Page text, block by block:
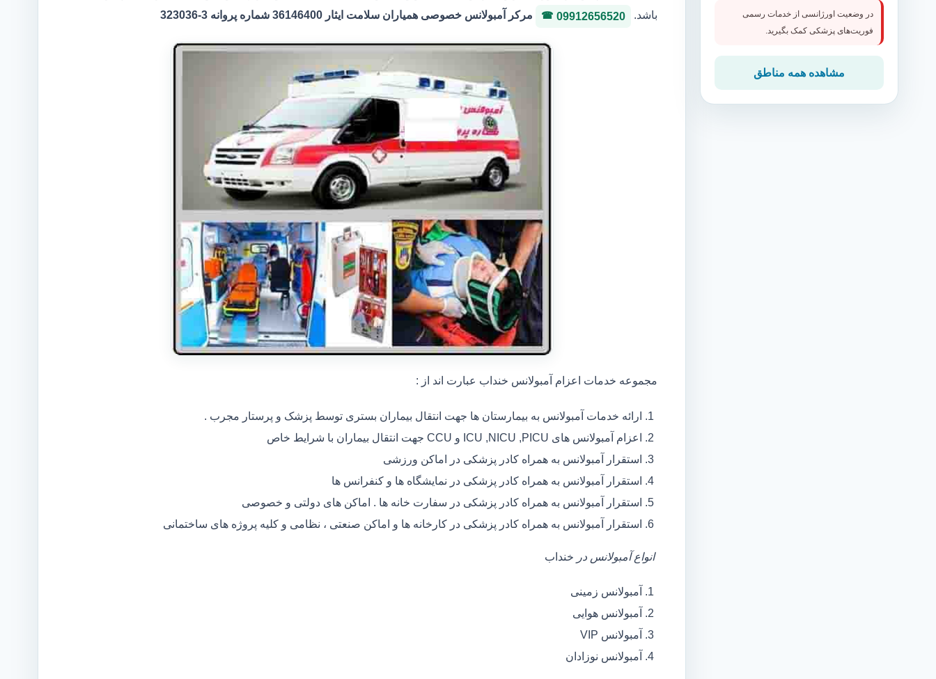
باشد.
09912656520 مرکر آمبولانس خصوصی همیاران سلامت ایثار 36146400 شماره پروانه 3-323036
مجموعه خدمات اعزام آمبولانس خنداب عبارت اند از :
ارائه خدمات آمبولانس به بیمارستان ها جهت انتقال بیماران بستری توسط پزشک و پرستار مجرب .
اعزام آمبولانس های ICU ,NICU ,PICU و CCU جهت انتقال بیماران با شرایط خاص
استقرار آمبولانس به همراه کادر پزشکی در اماکن ورزشی
استقرار آمبولانس به همراه کادر پزشکی در نمایشگاه ها و کنفرانس ها
استقرار آمبولانس به همراه کادر پزشکی در سفارت خانه ها . اماکن های دولتی و خصوصی
استقرار آمبولانس به همراه کادر پزشکی در کارخانه ها و اماکن صنعتی ، نظامی و کلیه پروژه های ساختمانی
انواع آمبولانس در خنداب
آمبولانس زمینی
آمبولانس هوایی
آمبولانس VIP
آمبولانس نوزادان
در وضعیت اورژانسی از خدمات رسمی
فوریت‌های پزشکی کمک بگیرید.
مشاهده همه مناطق